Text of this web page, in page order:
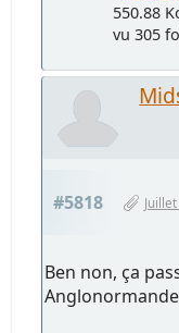
550.88
vu 305
#5818
Ben non, ça